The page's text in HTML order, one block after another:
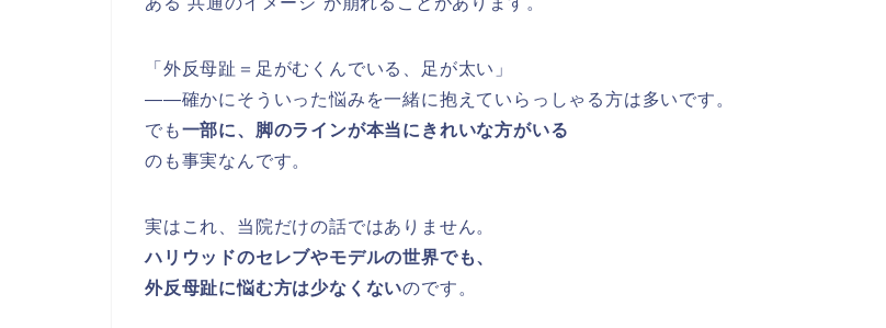
「外反母趾＝足がむくんでいる、足が太い」
——確かにそういった悩みを一緒に抱えていらっしゃる方は多いです。
でも一部に、脚のラインが本当にきれいな方がいる
のも事実なんです。
実はこれ、当院だけの話ではありません。
ハリウッドのセレブやモデルの世界でも、
外反母趾に悩む方は少なくないのです。